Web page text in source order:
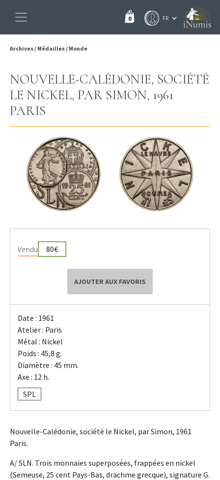
0
Archives/ Médailles/ Monde
NOUVELLE-CALÉDONIE, SOCIÉTÉ
LE NICKEL, PAR SIMON, 1961
PARIS
Vendu 80€
AJOUTER AUX FAVORIS
Date : 1961
Atelier : Paris
Métal : Nickel
Poids : 45,8 g.
Diamètre : 45 mm.
Axe : 12 h.
SPL
Nouvelle-Calédonie, société le Nickel, par Simon, 1961
Paris.
A/ SLN. Trois monnaies superposées, frappées en nickel
(Semeuse, 25 cent Pays-Bas, drachme grecque), signature G.